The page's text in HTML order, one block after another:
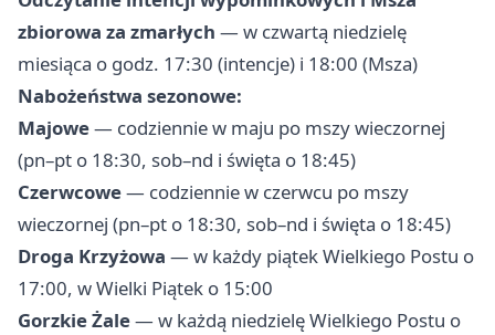
zbiorowa za zmarłych — w czwartą niedzielę
miesiąca o godz. 17:30 (intencje) i 18:00 (Msza)
Nabożeństwa sezonowe:
Majowe— codziennie w maju po mszy wieczornej
(pn–pt o 18:30, sob–nd i święta o 18:45)
Czerwcowe— codziennie w czerwcu po mszy
wieczornej (pn–pt o 18:30, sob–nd i święta o 18:45)
Droga Krzyżowa — w każdy piątek Wielkiego Postu o
17:00, w Wielki Piątek o 15:00
Gorzkie Żale— w każdą niedzielę Wielkiego Postu o